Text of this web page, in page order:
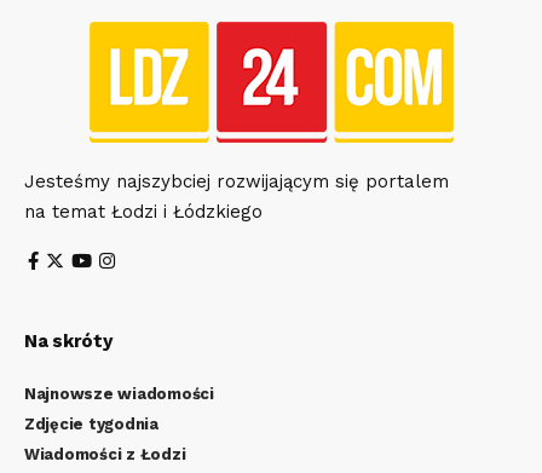
Jesteśmy najszybciej rozwijającym się portalem
na temat Łodzi i Łódzkiego
Na skróty
Najnowsze wiadomości
Zdjęcie tygodnia
Wiadomości z Łodzi